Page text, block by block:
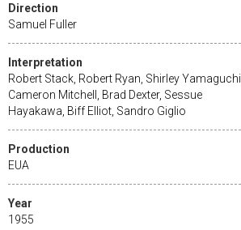
Direction
Samuel Fuller
Interpretation
Robert Stack, Robert Ryan, Shirley Yamaguchi,
Cameron Mitchell, Brad Dexter, Sessue
Hayakawa, Biff Elliot, Sandro Giglio
Production
EUA
Year
1955